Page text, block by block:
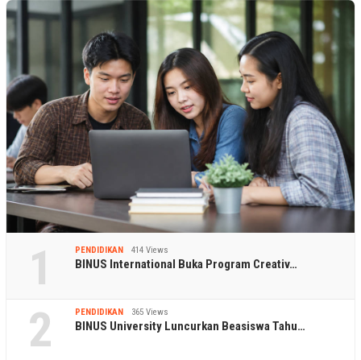
1 PENDIDIKAN 414 Views
BINUS International Buka Program Creativ…
2 PENDIDIKAN 365 Views
BINUS University Luncurkan Beasiswa Tahu…